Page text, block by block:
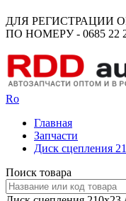
ДЛЯ РЕГИСТРАЦИИ
ПО НОМЕРУ - 0685 22
Ro
Главная
Запчасти
Диск сцепления
Поиск товара